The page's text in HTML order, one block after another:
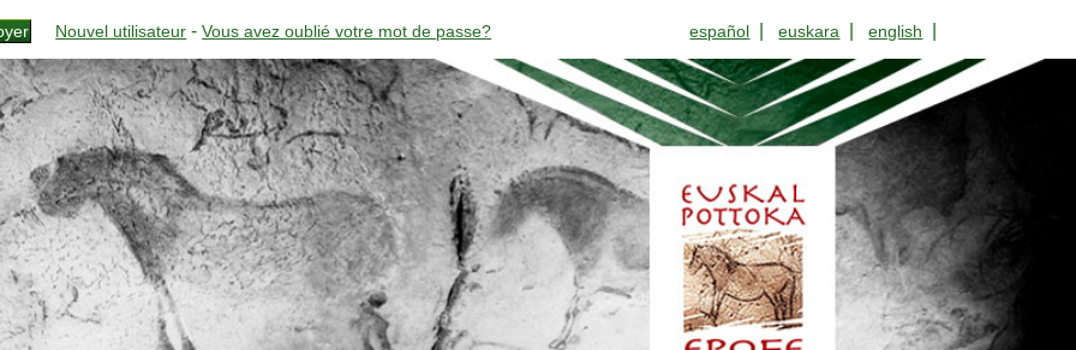
Nouvel utilisateur -Vous avez oublié votre mot de passe? español |euskara |english